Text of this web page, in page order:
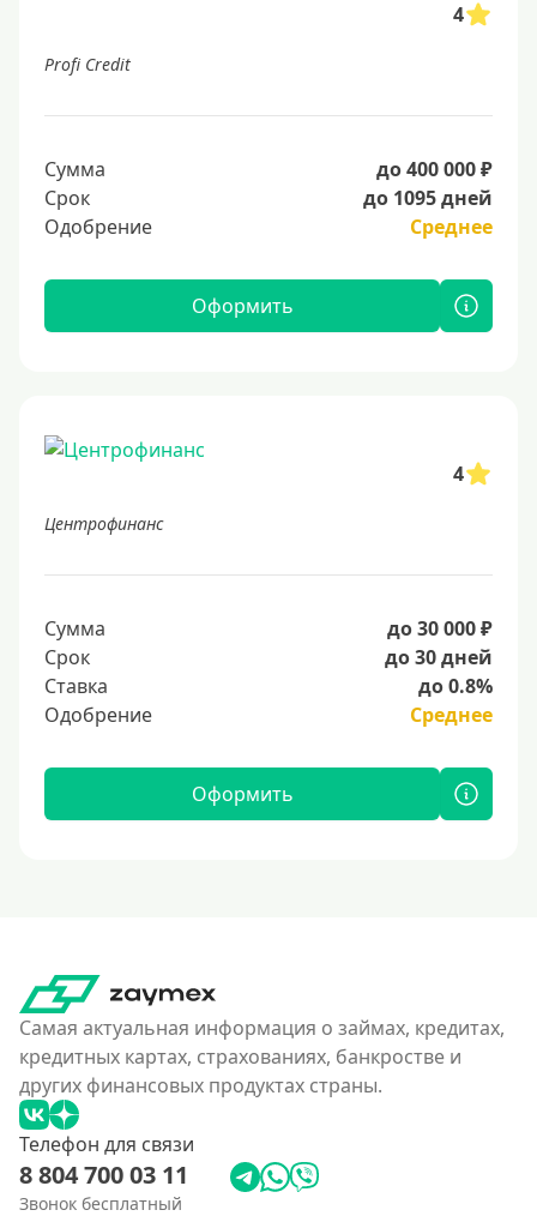
4
Profi Credit
Сумма
до 400 000 ₽
Срок
до 1095 дней
Одобрение
Среднее
Оформить
4
Центрофинанс
Сумма
до 30 000 ₽
Срок
до 30 дней
Ставка
до 0.8%
Одобрение
Среднее
Оформить
Самая актуальная информация о займах, кредитах,
кредитных картах, страхованиях, банкростве и
других финансовых продуктах страны.
Телефон для связи
8 804 700 03 11
Звонок бесплатный